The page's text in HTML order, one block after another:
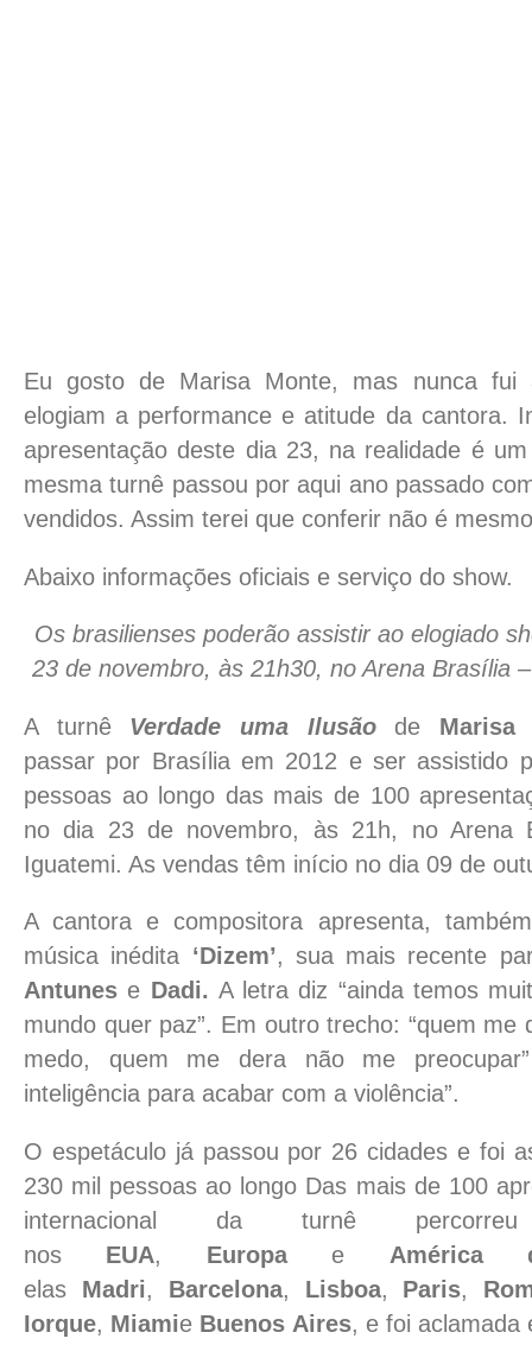
Eu gosto de Marisa Monte, mas nunca fui
elogiam a performance e atitude da cantora.
apresentação deste dia 23, na realidade é
mesma turnê passou por aqui ano passado
vendidos. Assim terei que conferir não é
Abaixo informações oficiais e serviço do show.
Os brasilienses poderão assistir ao elogiado
23 de novembro, às 21h30, no Arena Brasília
A turnê Verdade uma Ilusãode
passar por Brasília em 2012 e ser assistido
pessoas ao longo das mais de 100
no dia 23 de novembro, às 21h, no Arena
Iguatemi. As vendas têm início no dia 09 de
A cantora e compositora apresenta,
música inédita ‘Dizem’, sua mais recente
Antunes e Dadi. A letra diz “ainda temos
mundo quer paz”. Em outro trecho: “quem me
medo, quem me dera não me
inteligência para acabar com a violência”.
O espetáculo já passou por 26 cidades e foi
230 mil pessoas ao longo Das mais de 100
internacional da turnê
nos EUA, Europae América
elas Madri, Barcelona, Lisboa, Paris,
Iorque, Miamie Buenos Aires, e foi aclamada